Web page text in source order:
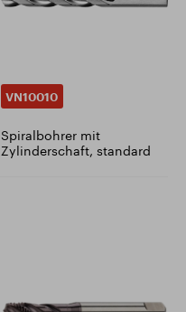
VN10010
Spiralbohrer mit
Zylinderschaft, standard